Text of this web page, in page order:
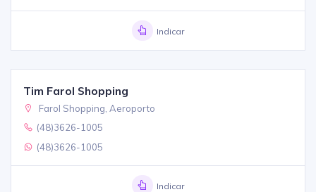
Indicar
Tim Farol Shopping
Farol Shopping, Aeroporto
(48)3626-1005
(48)3626-1005
Indicar